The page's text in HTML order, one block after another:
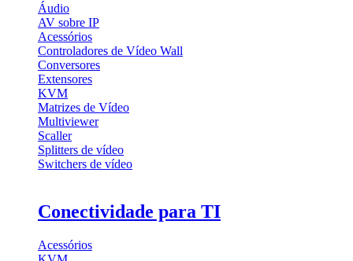
Áudio
AV sobre IP
Acessórios
Controladores de Vídeo Wall
Conversores
Extensores
KVM
Matrizes de Vídeo
Multiviewer
Scaller
Splitters de vídeo
Switchers de vídeo
Conectividade para TI
Acessórios